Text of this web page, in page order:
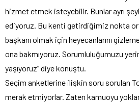
hizmet etmek isteyebilir. Bunlar ayrı
ediyoruz. Bu kenti getirdiğimiz nokta
başkanı olmak için heyecanlarını
ona bakmıyoruz. Sorumluluğumuzu
yaşıyoruz” diye konuştu.
Seçim anketlerine ilişkin soru sorulan
merak etmiyorlar. Zaten kamuoyu